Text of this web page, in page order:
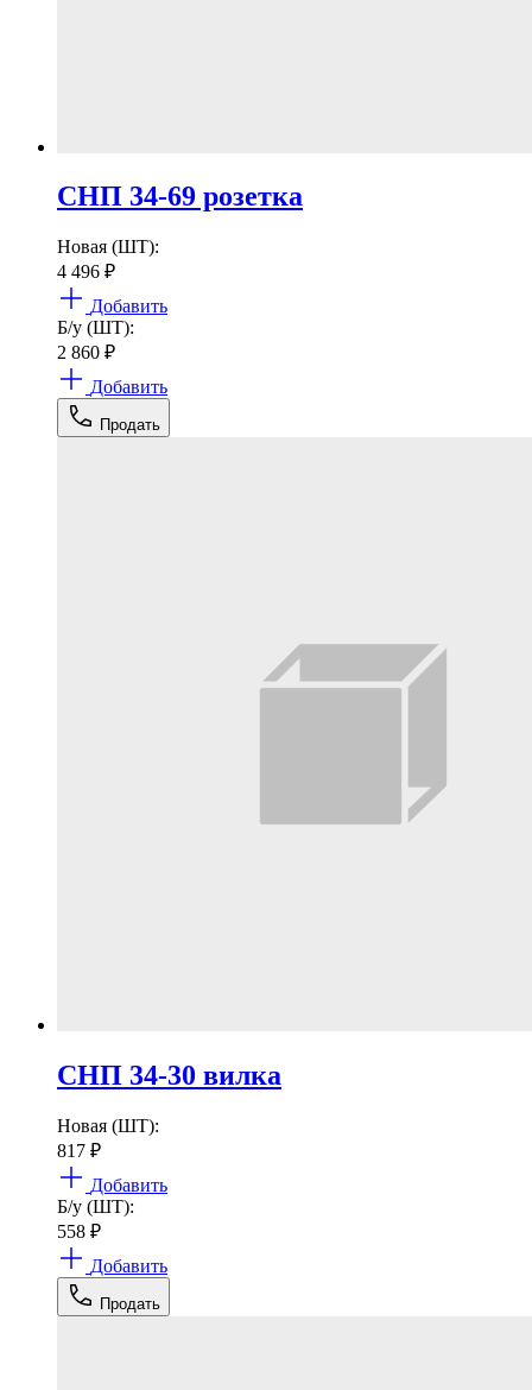
СНП 34-69 розетка
Новая (ШТ):
4 496 ₽
Добавить
Б/у (ШТ):
2 860 ₽
Добавить
Продать
СНП 34-30 вилка
Новая (ШТ):
817 ₽
Добавить
Б/у (ШТ):
558 ₽
Добавить
Продать